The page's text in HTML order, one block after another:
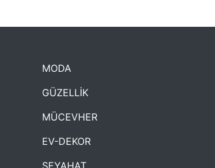
MODA
GÜZELLİK
MÜCEVHER
EV-DEKOR
SEYAHAT